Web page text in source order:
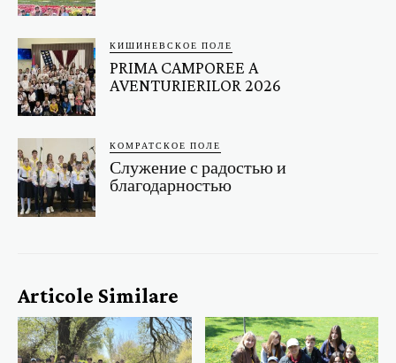
КИШИНЕВСКОЕ ПОЛЕ
PRIMA CAMPOREE A
AVENTURIERILOR 2026
КОМРАТСКОЕ ПОЛЕ
Служение с радостью и
благодарностью
Articole Similare